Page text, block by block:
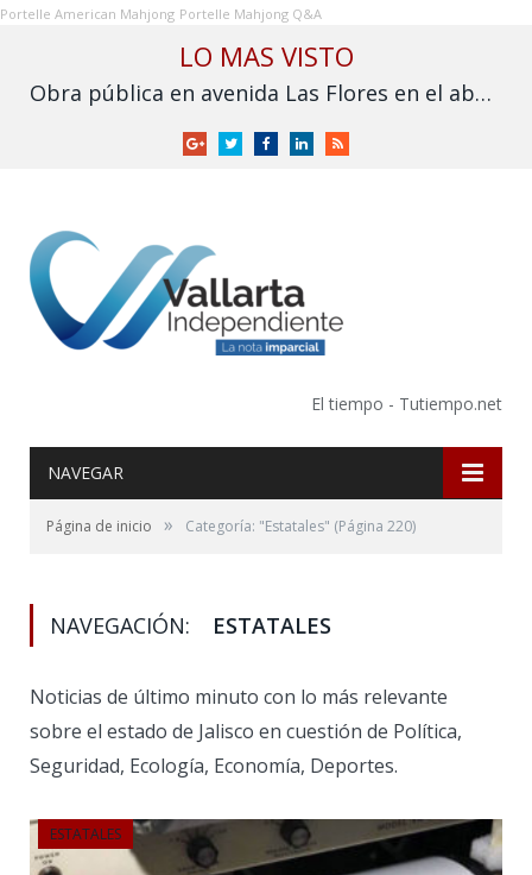
Portelle American Mahjong Portelle Mahjong Q&A
LO MAS VISTO
Obra pública en avenida Las Flores en el abandono
GoogleTwitterFacebookLinkedInRSS
El tiempo - Tutiempo.net
NAVEGAR
Página de inicio » Categoría: "Estatales" (Página 220)
NAVEGACIÓN: ESTATALES
Noticias de último minuto con lo más relevante
sobre el estado de Jalisco en cuestión de Política,
Seguridad, Ecología, Economía, Deportes.
ESTATALES